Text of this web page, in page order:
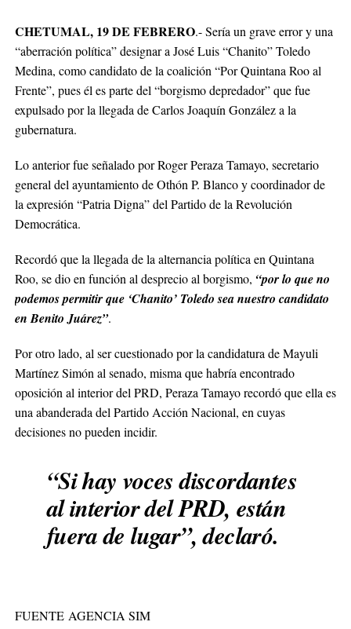
CHETUMAL, 19 DE FEBRERO.- Sería un grave error y una
“aberración política” designar a José Luis “Chanito” Toledo
Medina, como candidato de la coalición “Por Quintana Roo al
Frente”, pues él es parte del “borgismo depredador” que fue
expulsado por la llegada de Carlos Joaquín González a la
gubernatura.
Lo anterior fue señalado por Roger Peraza Tamayo, secretario
general del ayuntamiento de Othón P. Blanco y coordinador de
la expresión “Patria Digna” del Partido de la Revolución
Democrática.
Recordó que la llegada de la alternancia política en Quintana
Roo, se dio en función al desprecio al borgismo, “por lo que no
podemos permitir que ‘Chanito’ Toledo sea nuestro candidato
en Benito Juárez”.
Por otro lado, al ser cuestionado por la candidatura de Mayuli
Martínez Simón al senado, misma que habría encontrado
oposición al interior del PRD, Peraza Tamayo recordó que ella es
una abanderada del Partido Acción Nacional, en cuyas
decisiones no pueden incidir.
“Si hay voces discordantes
al interior del PRD, están
fuera de lugar”, declaró.
FUENTE AGENCIA SIM